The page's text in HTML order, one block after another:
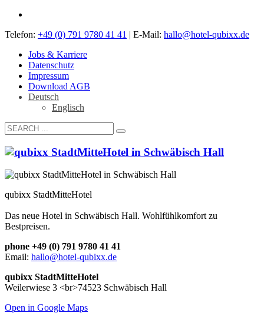
Telefon: +49 (0) 791 9780 41 41 | E-Mail: hallo@hotel-qubixx.de
Jobs & Karriere
Datenschutz
Impressum
Download AGB
Deutsch
Englisch
qubixx StadtMitteHotel
Das neue Hotel in Schwäbisch Hall. Wohlfühlkomfort zu
Bestpreisen.
phone +49 (0) 791 9780 41 41
Email: hallo@hotel-qubixx.de
qubixx StadtMitteHotel
Weilerwiese 3 <br>74523 Schwäbisch Hall
Open in Google Maps